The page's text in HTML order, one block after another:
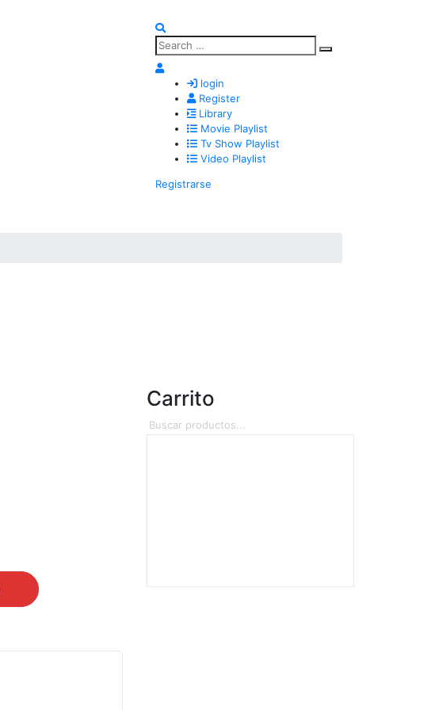
Search
for:
Search
login
Register
Library
Movie Playlist
Tv Show Playlist
Video Playlist
Registrarse
Carrito
Buscar